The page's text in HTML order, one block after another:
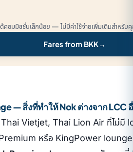
ได้คอมมิชชั่นเล็กน้อย — ไม่มีค่าใช้จ่ายเพิ่มเติมสำห
Fares from BKK→
— สิ่งที่ทำให้ Nok ต่างจาก LCC
Vietjet, Thai Lion Air ที่ไม่มี
หรือ KingPower lounge